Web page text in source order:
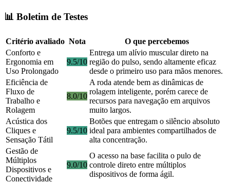
📊 Boletim de Testes
Critério avaliado Nota
O que percebemos
Conforto e
Ergonomia em
Uso Prolongado
9.5/10
Entrega um alívio muscular direto na
região do pulso, sendo altamente eficaz
desde o primeiro uso para mãos menores.
Eficiência de
Fluxo de
Trabalho e
Rolagem
8.0/10
A roda atende bem as dinâmicas de
rolagem inteligente, porém carece de
recursos para navegação em arquivos
muito largos.
Acústica dos
Cliques e
Sensação Tátil
9.5/10
Botões que entregam o silêncio absoluto
ideal para ambientes compartilhados de
alta concentração.
Gestão de
Múltiplos
Dispositivos e
Conectividade
9.0/10
O acesso na base facilita o pulo de
controle direto entre múltiplos
dispositivos de forma ágil.